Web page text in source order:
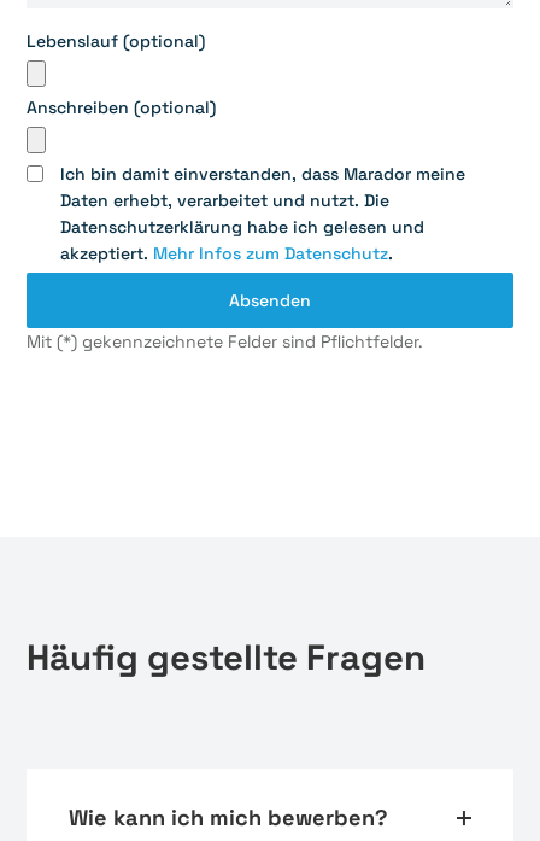
Lebenslauf (optional)
Anschreiben (optional)
Ich bin damit einverstanden, dass Marador meine
Daten erhebt, verarbeitet und nutzt. Die
Datenschutzerklärung habe ich gelesen und
akzeptiert. Mehr Infos zum Datenschutz.
Mit (*) gekennzeichnete Felder sind Pflichtfelder.
Häufig gestellte Fragen
Wie kann ich mich bewerben?